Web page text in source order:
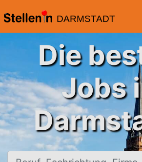
DARMSTADT
Die
Jobs
Beruf, Fachrichtung, Firma